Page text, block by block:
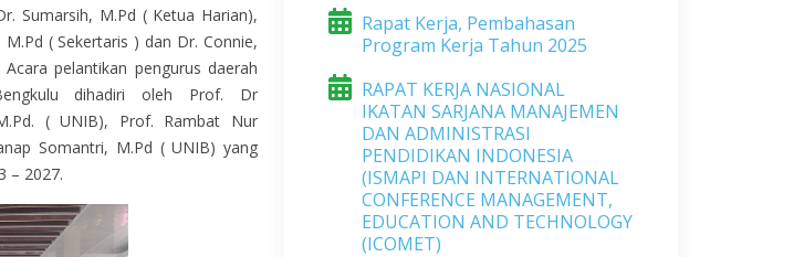
Sumarsih, M.Pd ( Ketua Harian),
( Sekertaris ) dan Dr. Connie,
pelantikan pengurus daerah
dihadiri oleh Prof. Dr
( UNIB), Prof. Rambat Nur
Somantri, M.Pd ( UNIB) yang
– 2027.
Rapat Kerja, Pembahasan
Program Kerja Tahun 2025
RAPAT KERJA NASIONAL
IKATAN SARJANA MANAJEMEN
DAN ADMINISTRASI
PENDIDIKAN INDONESIA
(ISMAPI DAN INTERNATIONAL
CONFERENCE MANAGEMENT,
EDUCATION AND TECHNOLOGY
(ICOMET)